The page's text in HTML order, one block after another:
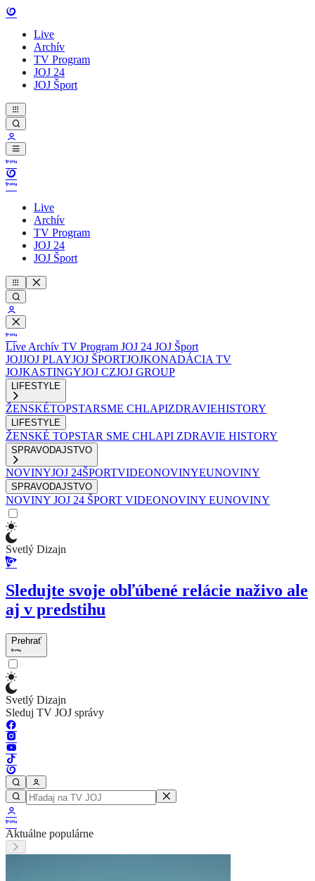
Live
Archív
TV Program
JOJ 24
JOJ Šport
Live
Archív
TV Program
JOJ 24
JOJ Šport
Live Archív TV Program JOJ 24 JOJ Šport
JOJJOJ PLAYJOJ ŠPORTJOJKONADÁCIA TV
JOJKASTINGYJOJ CZJOJ GROUP
LIFESTYLE
ŽENSKÉTOPSTARSME CHLAPIZDRAVIEHISTORY
LIFESTYLE
ŽENSKÉ TOPSTAR SME CHLAPI ZDRAVIE HISTORY
SPRAVODAJSTVO
NOVINYJOJ 24ŠPORTVIDEONOVINYEUNOVINY
SPRAVODAJSTVO
NOVINY JOJ 24 ŠPORT VIDEONOVINY EUNOVINY
Svetlý Dizajn
Sledujte svoje obľúbené relácie naživo ale
aj v predstihu
Prehrať
Svetlý Dizajn
Sleduj TV JOJ správy
Aktuálne populárne